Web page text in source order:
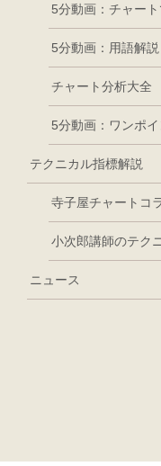
5分動画：チャー
5分動画：用語解説
チャート分析大全
5分動画：ワンポ
テクニカル指標解説
寺子屋チャートコ
小次郎講師のテク
ニュース